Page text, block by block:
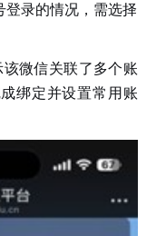
录的情况，需选择
微信关联了多个账
绑定并设置常用账